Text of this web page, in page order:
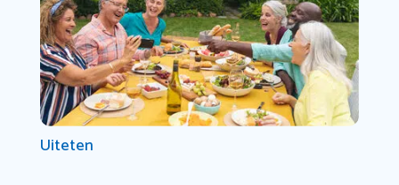
Uiteten